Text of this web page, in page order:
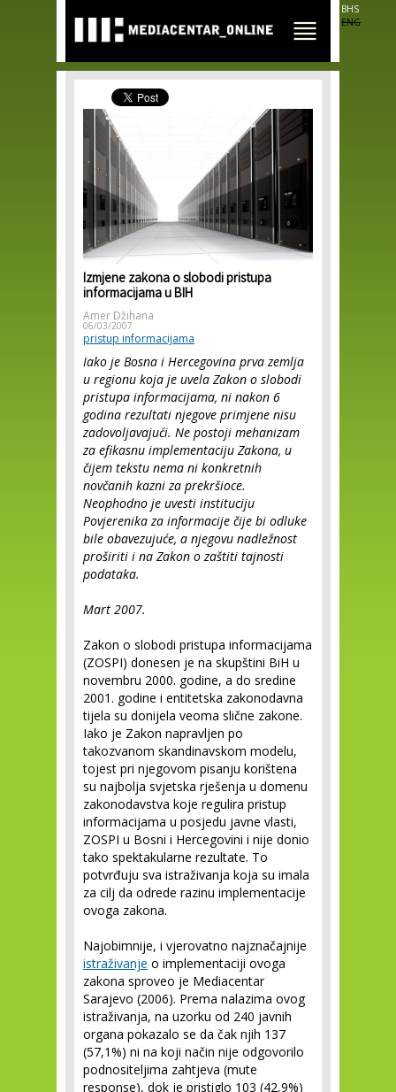
main
content
BHS
ENG
Izmjene zakona o slobodi pristupa
informacijama u BIH
Amer Džihana
06/03/2007
pristup informacijama
Iako je Bosna i Hercegovina prva zemlja
u regionu koja je uvela Zakon o slobodi
pristupa informacijama, ni nakon 6
godina rezultati njegove primjene nisu
zadovoljavajući. Ne postoji mehanizam
za efikasnu implementaciju Zakona, u
čijem tekstu nema ni konkretnih
novčanih kazni za prekršioce.
Neophodno je uvesti instituciju
Povjerenika za informacije čije bi odluke
bile obavezujuće, a njegovu nadležnost
proširiti i na Zakon o zaštiti tajnosti
podataka.
Mart 2007.
Zakon o slobodi pristupa informacijama
(ZOSPI) donesen je na skupštini BiH u
novembru 2000. godine, a do sredine
2001. godine i entitetska zakonodavna
tijela su donijela veoma slične zakone.
Iako je Zakon napravljen po
takozvanom skandinavskom modelu,
tojest pri njegovom pisanju korištena
su najbolja svjetska rješenja u domenu
zakonodavstva koje regulira pristup
informacijama u posjedu javne vlasti,
ZOSPI u Bosni i Hercegovini i nije donio
tako spektakularne rezultate. To
potvrđuju sva istraživanja koja su imala
za cilj da odrede razinu implementacije
ovoga zakona.
Najobimnije, i vjerovatno najznačajnije
istraživanje o implementaciji ovoga
zakona sproveo je Mediacentar
Sarajevo (2006). Prema nalazima ovog
istraživanja, na uzorku od 240 javnih
organa pokazalo se da čak njih 137
(57,1%) ni na koji način nije odgovorilo
podnositeljima zahtjeva (mute
response), dok je pristiglo 103 (42,9%)